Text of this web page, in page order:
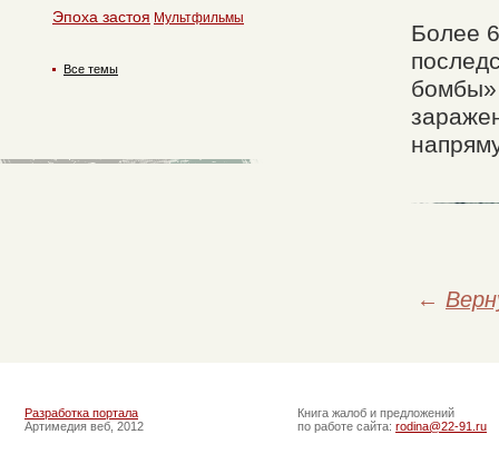
Более
бомбы»
←
Эпоха застоя Мультфильмы
Все темы
Разработка портала
Артимедия веб, 2012
Книга жалоб и предложений
по работе сайта: rodina@22-91.ru